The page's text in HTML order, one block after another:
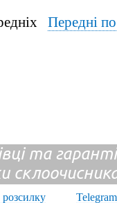
Передні
та
Telegram